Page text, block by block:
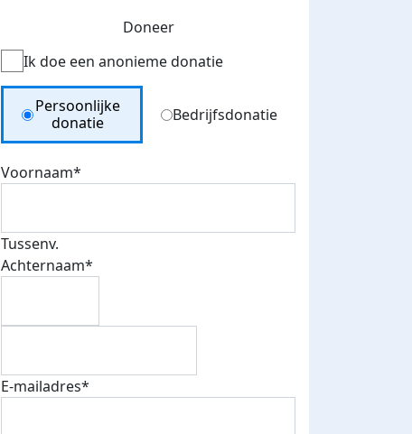
Doneer
Ik doe een anonieme donatie
Donation Type
Persoonlijke
donatie
Bedrijfsdonatie
Voornaam*
Tussenv.
Achternaam*
E-mailadres*